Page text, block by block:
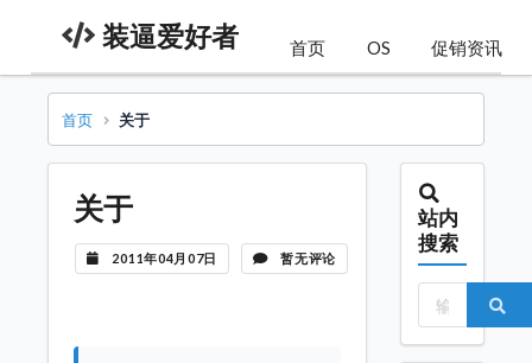
装逼爱好者 首页 OS 促销资讯
首页 关于
关于
2011年04月07日 暂无评论
站内
搜索